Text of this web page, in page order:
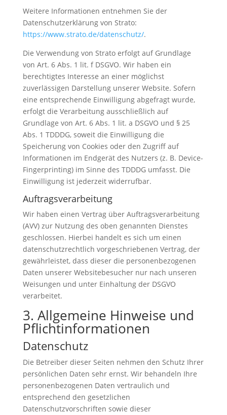
Weitere Informationen entnehmen Sie der
Datenschutzerklärung von Strato:
https://www.strato.de/datenschutz/.
Die Verwendung von Strato erfolgt auf Grundlage
von Art. 6 Abs. 1 lit. f DSGVO. Wir haben ein
berechtigtes Interesse an einer möglichst
zuverlässigen Darstellung unserer Website. Sofern
eine entsprechende Einwilligung abgefragt wurde,
erfolgt die Verarbeitung ausschließlich auf
Grundlage von Art. 6 Abs. 1 lit. a DSGVO und § 25
Abs. 1 TDDDG, soweit die Einwilligung die
Speicherung von Cookies oder den Zugriff auf
Informationen im Endgerät des Nutzers (z. B. Device-
Fingerprinting) im Sinne des TDDDG umfasst. Die
Einwilligung ist jederzeit widerrufbar.
Auftragsverarbeitung
Wir haben einen Vertrag über Auftragsverarbeitung
(AVV) zur Nutzung des oben genannten Dienstes
geschlossen. Hierbei handelt es sich um einen
datenschutzrechtlich vorgeschriebenen Vertrag, der
gewährleistet, dass dieser die personenbezogenen
Daten unserer Websitebesucher nur nach unseren
Weisungen und unter Einhaltung der DSGVO
verarbeitet.
3. Allgemeine Hinweise und
Pflicht­informationen
Datenschutz
Die Betreiber dieser Seiten nehmen den Schutz Ihrer
persönlichen Daten sehr ernst. Wir behandeln Ihre
personenbezogenen Daten vertraulich und
entsprechend den gesetzlichen
Datenschutzvorschriften sowie dieser